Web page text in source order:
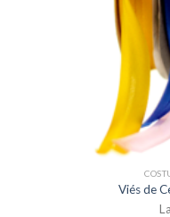
Viés de